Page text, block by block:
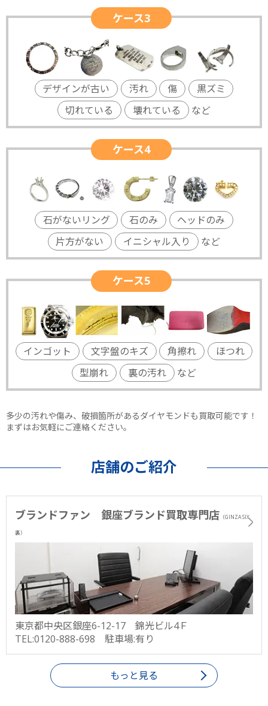
ケース3
デザインが古い 汚れ 傷
黒ズミ
切れている
壊れている など
ケース4
石がないリング 石のみ
ヘッドのみ
片方がない
イニシャル入り など
ケース5
インゴット 文字盤のキズ 角擦れ
ほつれ
型崩れ
裏の汚れ など
多少の汚れや傷み、破損箇所があるダイヤモンドも買取可能です！
まずはお気軽にご連絡ください。
店舗のご紹介
ブランドファン 銀座ブランド買取専門店 （GINZA SIX
裏）
東京都中央区銀座6-12-17 錦光ビル4Ｆ
TEL:0120-888-698 駐車場:有り
もっと見る